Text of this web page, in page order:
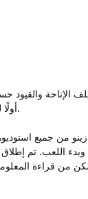
الإتاحة
وقت لضبط الحدود هو قبل أن تبدأ؛ لأنك وقتها أكثر هدوءًا. جرّب نسخة Demo أولًا لتعرف التقلب، ثم ضع ميزانية جلسة واضحة.
من جميع
حتى تتمكن من